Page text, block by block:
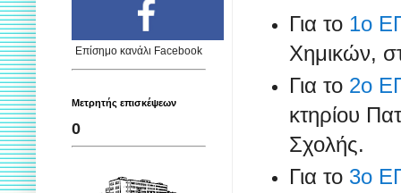
Για το 1ο
Χημικών,
Για το 2ο
κτηρίου
Σχολής.
Για το 3ο
Επίσημο κανάλι Facebook
Μετρητής επισκέψεων
0